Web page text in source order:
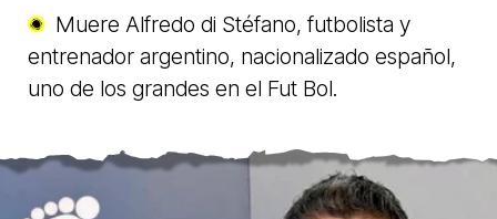
Muere Alfredo di Stéfano, futbolista y
entrenador argentino, nacionalizado español,
uno de los grandes en el Fut Bol.